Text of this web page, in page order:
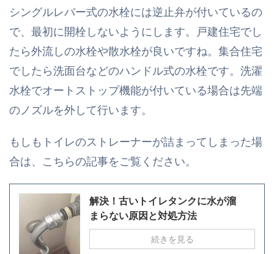
シングルレバー式の水栓には逆止弁が付いているの
で、最初に開栓しないようにします。戸建住宅でし
たら外流しの水栓や散水栓が良いですね。集合住宅
でしたら洗面台などのハンドル式の水栓です。洗濯
水栓でオートストップ機能が付いている場合は先端
のノズルを外して行います。
もしもトイレのストレーナーが詰まってしまった場
合は、こちらの記事をご覧ください。
解決！古いトイレタンクに水が溜
まらない原因と対処方法
続きを見る